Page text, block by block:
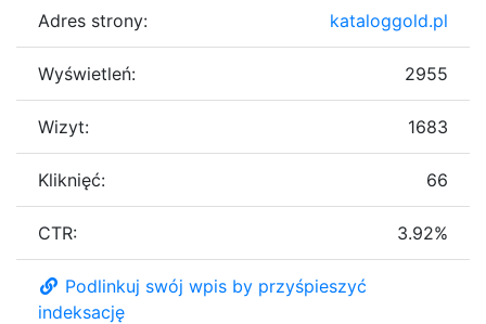
Adres strony: kataloggold.pl
Wyświetleń: 2955
Wizyt: 1683
Kliknięć: 66
CTR: 3.92%
Podlinkuj swój wpis by przyśpieszyć
indeksację